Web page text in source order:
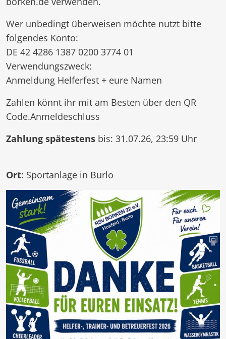
Wer unbedingt überweisen möchte nutzt bitte
folgendes Konto:
DE 42 4286 1387 0200 3774 01
Verwendungszweck:
Anmeldung Helferfest + eure Namen
Zahlen könnt ihr mit am Besten über den QR
Code.Anmeldeschluss
Zahlung spätestens bis: 31.07.26, 23:59 Uhr
Ort: Sportanlage in Burlo